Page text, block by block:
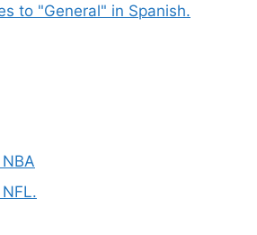
to "General" in Spanish.